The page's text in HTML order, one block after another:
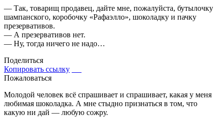
— Так, товарищ продавец, дайте мне, пожалуйста, бутылочку
шампанского, коробочку «Рафаэлло», шоколадку и пачку
презервативов.
— А презервативов нет.
— Ну, тогда ничего не надо…
Поделиться
Копировать ссылку
Пожаловаться
Молодой человек всё спрашивает и спрашивает, какая у меня
любимая шоколадка. А мне стыдно признаться в том, что
какую ни дай — любую сожру.